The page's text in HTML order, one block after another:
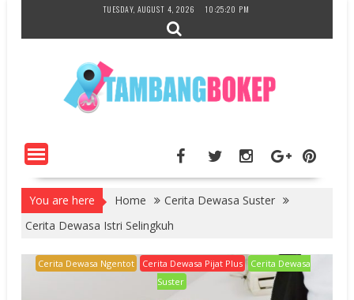
content
TUESDAY, AUGUST 4, 2026 10:25:21 PM
You are here Home
Cerita Dewasa Suster
Cerita Dewasa Istri Selingkuh
Cerita Dewasa Ngentot Cerita Dewasa Pijat Plus
Cerita Dewasa
Suster